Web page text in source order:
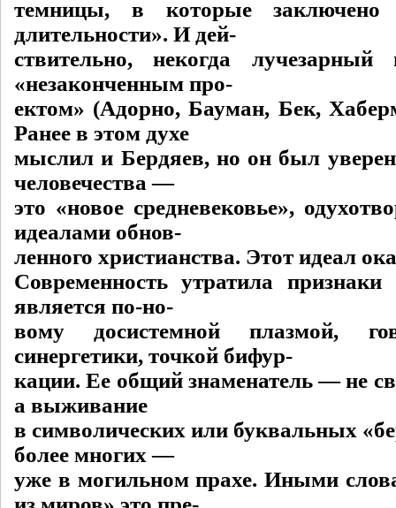
темницы, в которые
длительности». И дей-
ствительно, некогда лучезарный
«незаконченным про-
ектом» (Адорно, Бауман, Бек,
Ранее в этом духе
мыслил и Бердяев, но он был
человечества —
это «новое средневековье»,
идеалами обнов-
ленного христианства. Этот идеал
Современность утратила
является по-но-
вому досистемной плазмой,
синергетики, точкой бифур-
кации. Ее общий знаменатель — не
а выживание
в символических или буквальных
более многих —
уже в могильном прахе. Иными